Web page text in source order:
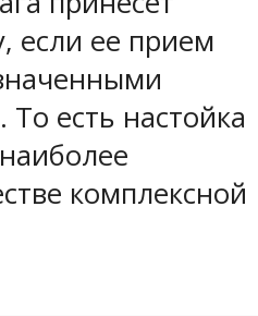
если ее прием
То есть настойка
комплексной